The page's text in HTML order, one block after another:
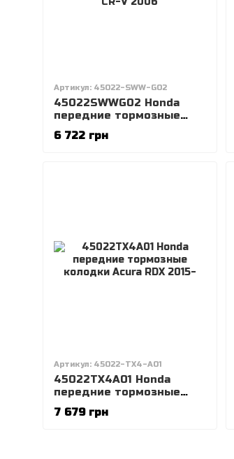
Артикул: 45022-SWW-G02
45022SWWG02 Honda
передние тормозные
колодки Honda CRV
2012-, CR-V 2006
6 722 грн
Артикул: 45022-TX4-A01
45022TX4A01 Honda
передние тормозные
колодки Acura RDX 2015-
7 679 грн